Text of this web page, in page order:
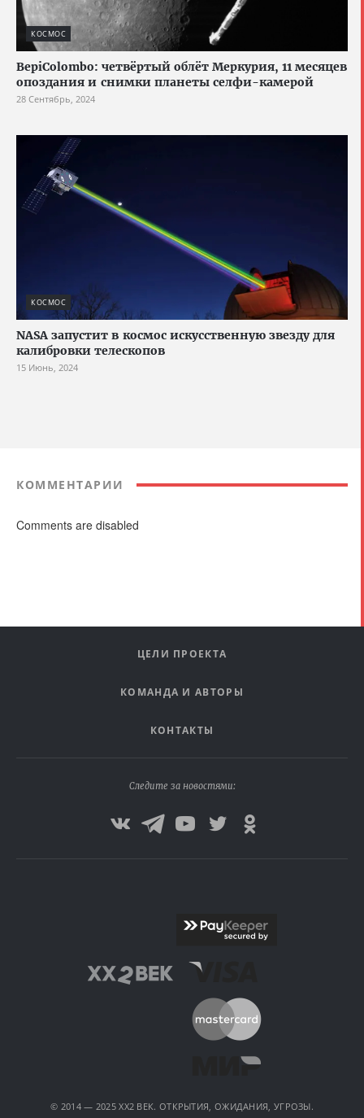
КОСМОС
BepiColombo: четвёртый облёт Меркурия, 11 месяцев
опоздания и снимки планеты селфи-камерой
28 Сентябрь, 2024
КОСМОС
NASA запустит в космос искусственную звезду для
калибровки телескопов
15 Июнь, 2024
КОММЕНТАРИИ
Comments are disabled
ЦЕЛИ ПРОЕКТА
КОМАНДА И АВТОРЫ
КОНТАКТЫ
Следите за новостями:
© 2014 — 2025 XX2 ВЕК. ОТКРЫТИЯ, ОЖИДАНИЯ, УГРОЗЫ.